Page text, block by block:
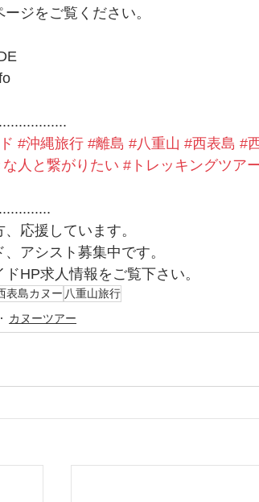
ジをご覧ください。
#沖縄旅行 #離島 #八重山 #西表島 #
人と繋がりたい #トレッキングツア
応援しています。
アシスト募集中です。
HP求人情報をご覧下さい。
表島カヌー 八重山旅行
カヌーツアー